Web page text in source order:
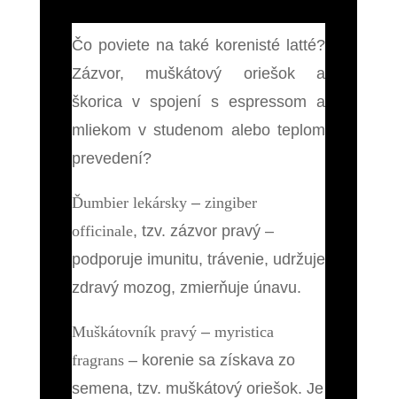
Čo poviete na také korenisté latté?
Zázvor, muškátový oriešok a
škorica v spojení s espressom a
mliekom v studenom alebo teplom
prevedení?
Ďumbier lekársky– zingiber
officinale, tzv. zázvor pravý –
podporuje imunitu, trávenie, udržuje
zdravý mozog, zmierňuje únavu.
Muškátovník pravý– myristica
fragrans– korenie sa získava zo
semena, tzv. muškátový oriešok. Je